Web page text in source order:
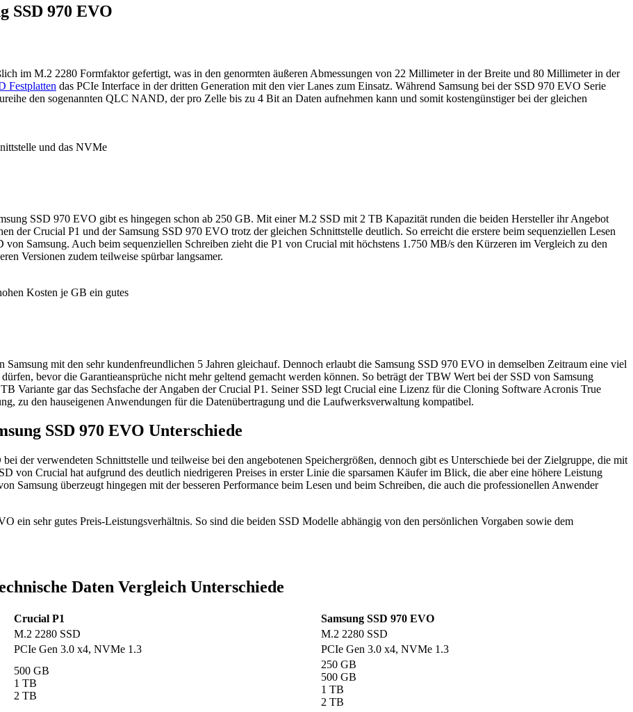
SSD 970 EVO
im M.2 2280 Formfaktor gefertigt, was in den genormten äußeren Abmessungen von 22 Millimeter in der Breite und 80 Millimeter in der
Festplatten das PCIe Interface in der dritten Generation mit den vier Lanes zum Einsatz. Während Samsung bei der SSD 970 EVO Serie
den sogenannten QLC NAND, der pro Zelle bis zu 4 Bit an Daten aufnehmen kann und somit kostengünstiger bei der gleichen
und das NVMe
SSD 970 EVO gibt es hingegen schon ab 250 GB. Mit einer M.2 SSD mit 2 TB Kapazität runden die beiden Hersteller ihr Angebot
der Crucial P1 und der Samsung SSD 970 EVO trotz der gleichen Schnittstelle deutlich. So erreicht die erstere beim sequenziellen Lesen
Samsung. Auch beim sequenziellen Schreiben zieht die P1 von Crucial mit höchstens 1.750 MB/s den Kürzeren im Vergleich zu den
Versionen zudem teilweise spürbar langsamer.
Kosten je GB ein gutes
mit den sehr kundenfreundlichen 5 Jahren gleichauf. Dennoch erlaubt die Samsung SSD 970 EVO in demselben Zeitraum eine viel
bevor die Garantieansprüche nicht mehr geltend gemacht werden können. So beträgt der TBW Wert bei der SSD von Samsung
Variante gar das Sechsfache der Angaben der Crucial P1. Seiner SSD legt Crucial eine Lizenz für die Cloning Software Acronis True
zu den hauseigenen Anwendungen für die Datenübertragung und die Laufwerksverwaltung kompatibel.
SSD 970 EVO Unterschiede
der verwendeten Schnittstelle und teilweise bei den angebotenen Speichergrößen, dennoch gibt es Unterschiede bei der Zielgruppe, die mit
von Crucial hat aufgrund des deutlich niedrigeren Preises in erster Linie die sparsamen Käufer im Blick, die aber eine höhere Leistung
Samsung überzeugt hingegen mit der besseren Performance beim Lesen und beim Schreiben, die auch die professionellen Anwender
ein sehr gutes Preis-Leistungsverhältnis. So sind die beiden SSD Modelle abhängig von den persönlichen Vorgaben sowie dem
Daten Vergleich Unterschiede
Crucial P1
Samsung SSD 970 EVO
M.2 2280 SSD
M.2 2280 SSD
PCIe Gen 3.0 x4, NVMe 1.3 PCIe Gen 3.0 x4, NVMe 1.3
500 GB
1 TB
2 TB
250 GB
500 GB
1 TB
2 TB